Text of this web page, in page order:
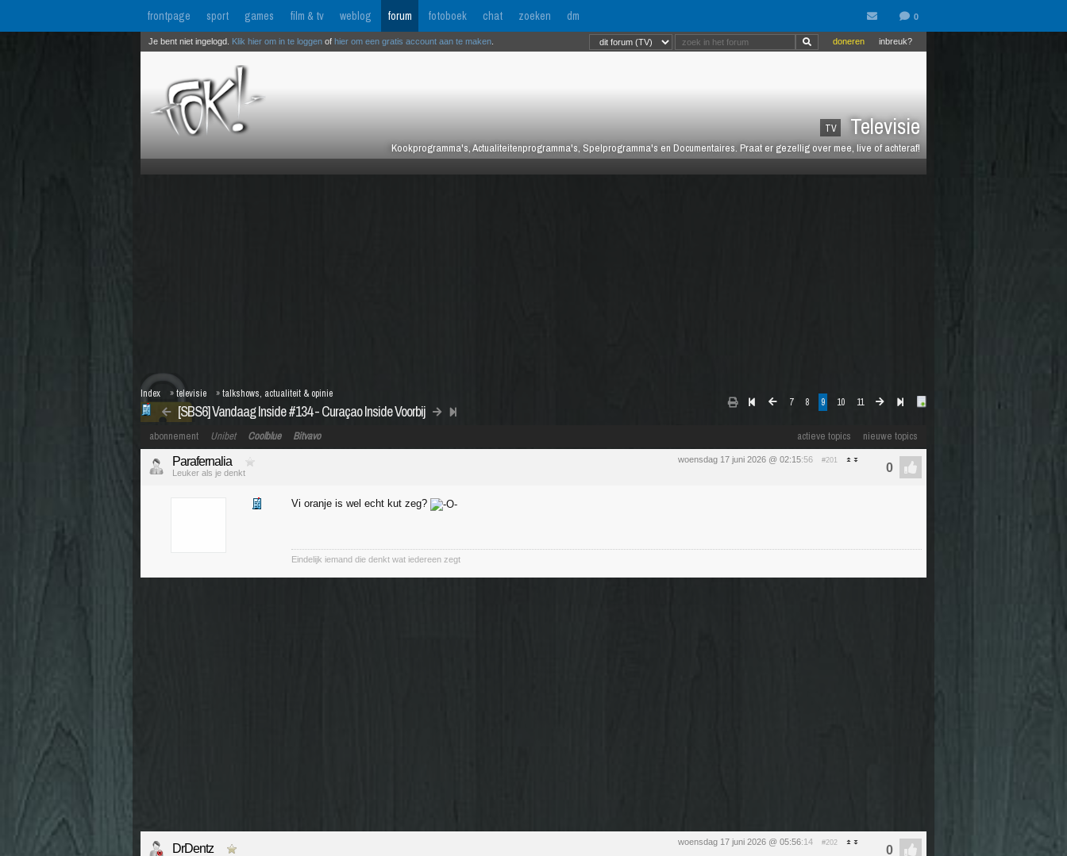
frontpage sport games film & tv weblog forum fotoboek chat zoeken dm
TV Televisie
Kookprogramma's, Actualiteitenprogramma's, Spelprogramma's en Documentaires. Praat er gezellig over mee, live of achteraf!
inbreuk?
doneren
Je bent niet ingelogd. Klik hier om in te loggen of hier om een gratis account aan te maken
7 8 9 10 11
[SBS6] Vandaag Inside #134 - Curaçao Inside Voorbij
Index »televisie »talkshows, actualiteit & opinie
actieve topics nieuwe topics
abonnement Unibet Coolblue Bitvavo
woensdag 17 juni 2026 @ 02:15:56 #201
Parafernalia
Leuker als je denkt
Vi oranje is wel echt kut zeg?
Eindelijk iemand die denkt wat iedereen zegt
woensdag 17 juni 2026 @ 05:56:14 #202
DrDentz